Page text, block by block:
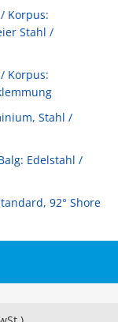
Korpus:
Stahl /
Korpus:
Stahl /
Edelstahl /
92° Shore